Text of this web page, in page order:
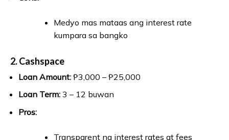
Medyo mas mataas ang interest rate
kumpara sa bangko
2. Cashspace
Loan Amount:₱3,000 – ₱25,000
Loan Term:3 – 12 buwan
Pros:
Transparent na interest rates at fees